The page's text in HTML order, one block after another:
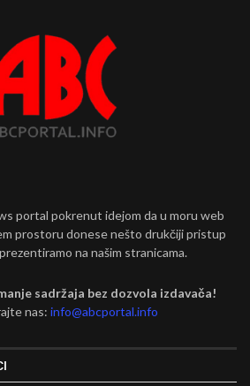
portal pokrenut idejom da u moru web
prostoru donese nešto drukčiji pristup
na našim stranicama.
sadržaja bez dozvola izdavača!
nas:info@abcportal.info